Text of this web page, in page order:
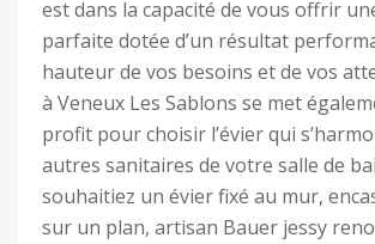
est dans la capacité de vous offrir
parfaite dotée d’un résultat
hauteur de vos besoins et de vos
à Veneux Les Sablons se met
profit pour choisir l’évier qui
autres sanitaires de votre salle de
souhaitiez un évier fixé au mur,
sur un plan, artisan Bauer jessy